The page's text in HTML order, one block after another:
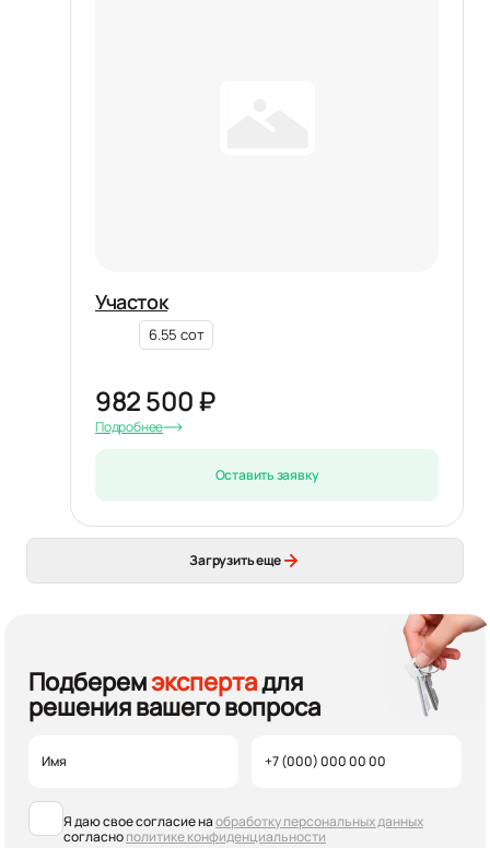
Участок
6.55 сот
982 500 ₽
Подробнее
Оставить заявку
Загрузить еще
Подберемэкспертадля
решения вашего вопроса
Я даю свое согласие наобработку персональных данных
согласнополитике конфиденциальности